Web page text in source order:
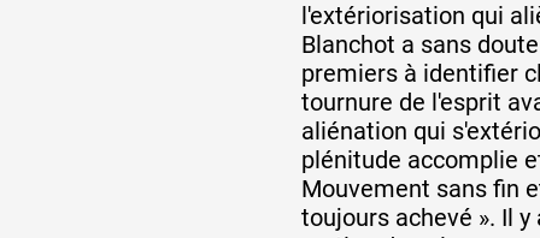
l'extériorisation qui
Blanchot a sans
premiers à identifier
tournure de l'esprit
aliénation qui
plénitude accomplie
Mouvement sans fin
toujours achevé ». Il